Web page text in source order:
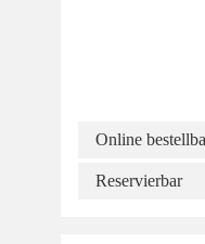
Online
Reservierbar